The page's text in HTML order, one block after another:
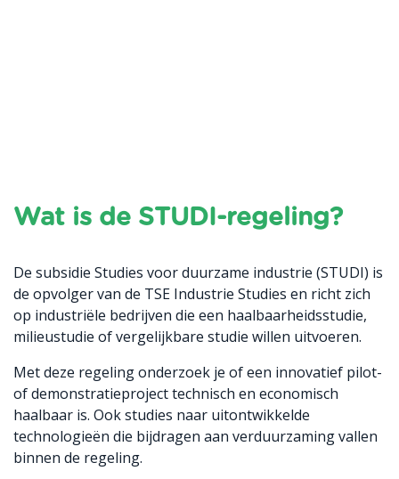
Wat is de STUDI-regeling?
De subsidie Studies voor duurzame industrie (STUDI) is
de opvolger van de TSE Industrie Studies en richt zich
op industriële bedrijven die een haalbaarheidsstudie,
milieustudie of vergelijkbare studie willen uitvoeren.
Met deze regeling onderzoek je of een innovatief pilot-
of demonstratieproject technisch en economisch
haalbaar is. Ook studies naar uitontwikkelde
technologieën die bijdragen aan verduurzaming vallen
binnen de regeling.